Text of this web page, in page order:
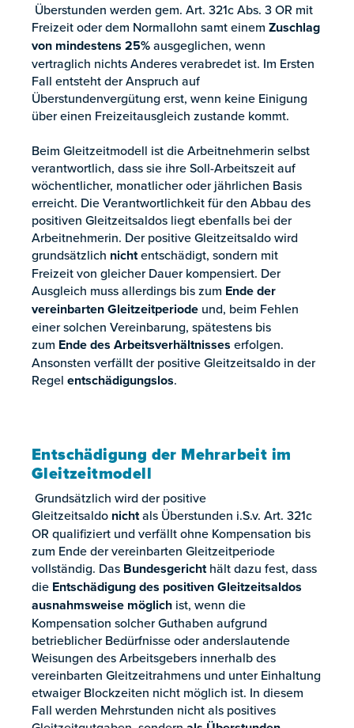
Überstunden werden gem. Art. 321c Abs. 3 OR mit
Freizeit oder dem Normallohn samt einem Zuschlag
von mindestens 25%ausgeglichen, wenn
vertraglich nichts Anderes verabredet ist. Im Ersten
Fall entsteht der Anspruch auf
Überstundenvergütung erst, wenn keine Einigung
über einen Freizeitausgleich zustande kommt.
Beim Gleitzeitmodell ist die Arbeitnehmerin selbst
verantwortlich, dass sie ihre Soll-Arbeitszeit auf
wöchentlicher, monatlicher oder jährlichen Basis
erreicht. Die Verantwortlichkeit für den Abbau des
positiven Gleitzeitsaldos liegt ebenfalls bei der
Arbeitnehmerin. Der positive Gleitzeitsaldo wird
grundsätzlich nichtentschädigt, sondern mit
Freizeit von gleicher Dauer kompensiert. Der
Ausgleich muss allerdings bis zum Ende der
vereinbarten Gleitzeitperiode und, beim Fehlen
einer solchen Vereinbarung, spätestens bis
zum Ende des Arbeitsverhältnisses erfolgen.
Ansonsten verfällt der positive Gleitzeitsaldo in der
Regel entschädigungslos.
Entschädigung der Mehrarbeit im
Gleitzeitmodell
Grundsätzlich wird der positive
Gleitzeitsaldo nichtals Überstunden i.S.v. Art. 321c
OR qualifiziert und verfällt ohne Kompensation bis
zum Ende der vereinbarten Gleitzeitperiode
vollständig. Das Bundesgerichthält dazu fest, dass
die Entschädigung des positiven Gleitzeitsaldos
ausnahmsweise möglich ist, wenn die
Kompensation solcher Guthaben aufgrund
betrieblicher Bedürfnisse oder anderslautende
Weisungen des Arbeitsgebers innerhalb des
vereinbarten Gleitzeitrahmens und unter Einhaltung
etwaiger Blockzeiten nicht möglich ist. In diesem
Fall werden Mehrstunden nicht als positives